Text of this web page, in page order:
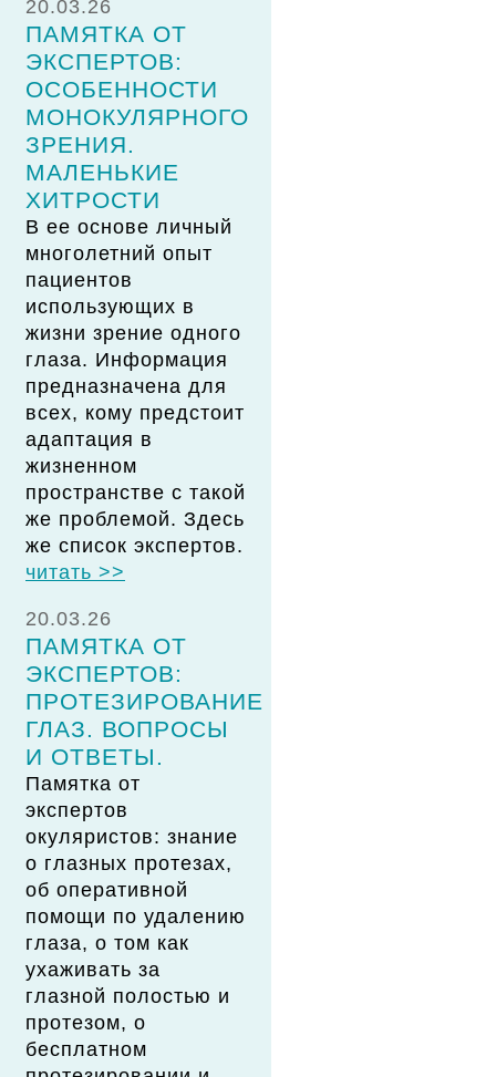
20.03.26
ПАМЯТКА ОТ
ЭКСПЕРТОВ:
ОСОБЕННОСТИ
МОНОКУЛЯРНОГО
ЗРЕНИЯ.
МАЛЕНЬКИЕ
ХИТРОСТИ
В ее основе личный
многолетний опыт
пациентов
использующих в
жизни зрение одного
глаза. Информация
предназначена для
всех, кому предстоит
адаптация в
жизненном
пространстве с такой
же проблемой. Здесь
же список экспертов.
читать >>
20.03.26
ПАМЯТКА ОТ
ЭКСПЕРТОВ:
ПРОТЕЗИРОВАНИЕ
ГЛАЗ. ВОПРОСЫ
И ОТВЕТЫ.
Памятка от
экспертов
окуляристов: знание
о глазных протезах,
об оперативной
помощи по удалению
глаза, о том как
ухаживать за
глазной полостью и
протезом, о
бесплатном